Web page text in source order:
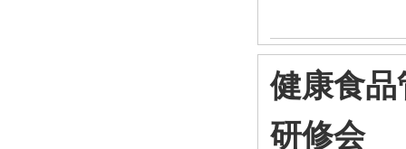
健康食
研修会